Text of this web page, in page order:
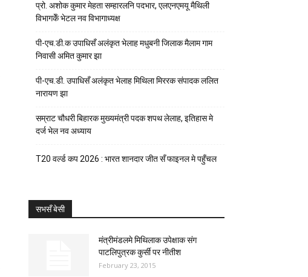
प्रो. अशोक कुमार मेहता सम्हारलनि पदभार, एलएनएमयू मैथिली
विभागकेँ भेटल नव विभागाध्यक्ष
पी-एच.डी.क उपाधिसँ अलंकृत भेलाह मधुबनी जिलाक मैलाम गाम
निवासी अमित कुमार झा
पी-एच.डी. उपाधिसँ अलंकृत भेलाह मिथिला मिररक संपादक ललित
नारायण झा
सम्राट चौधरी बिहारक मुख्यमंत्री पदक शपथ लेलाह, इतिहास मे
दर्ज भेल नव अध्याय
T20 वर्ल्ड कप 2026 : भारत शानदार जीत सँ फाइनल मे पहुँचल
सभसँ बेसी
मंत्रीमंडलमे मिथिलाक उपेक्षाक संग
पाटलिपुत्रक कुर्सी पर नीतीश
February 23, 2015